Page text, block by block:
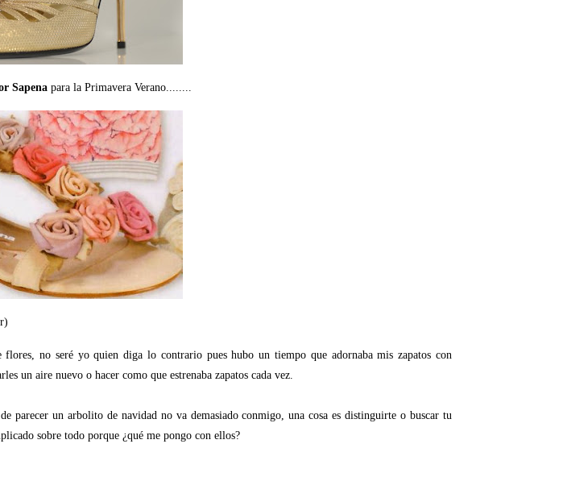
Sapena para la Primavera Verano........
no seré yo quien diga lo contrario pues hubo un tiempo que adornaba mis zapatos con
un aire nuevo o hacer como que estrenaba zapatos cada vez.
un arbolito de navidad no va demasiado conmigo, una cosa es distinguirte o buscar tu
sobre todo porque ¿qué me pongo con ellos?